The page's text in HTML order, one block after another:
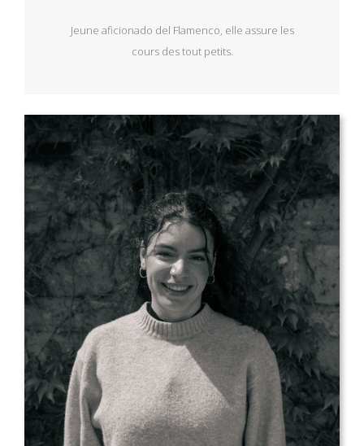
Jeune aficionado del Flamenco, elle assure les
cours des tout petits.